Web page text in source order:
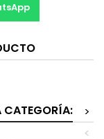
CATEGORÍA:
>
<